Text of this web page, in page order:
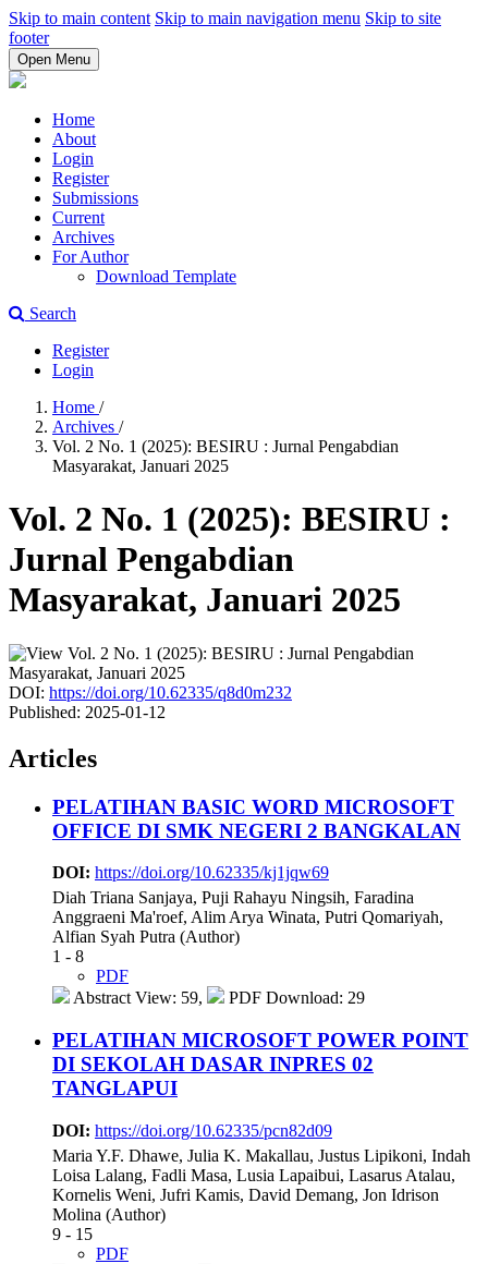
Skip to main content Skip to main navigation menu Skip to site
footer
Open Menu
Home
About
Login
Register
Submissions
Current
Archives
For Author
Download Template
Search
Register
Login
Home /
Archives /
Vol. 2 No. 1 (2025): BESIRU : Jurnal Pengabdian
Masyarakat, Januari 2025
Vol. 2 No. 1 (2025): BESIRU :
Jurnal Pengabdian
Masyarakat, Januari 2025
DOI: https://doi.org/10.62335/q8d0m232
Published: 2025-01-12
Articles
PELATIHAN BASIC WORD MICROSOFT
OFFICE DI SMK NEGERI 2 BANGKALAN
DOI: https://doi.org/10.62335/kj1jqw69
Diah Triana Sanjaya, Puji Rahayu Ningsih, Faradina
Anggraeni Ma'roef, Alim Arya Winata, Putri Qomariyah,
Alfian Syah Putra (Author)
1 - 8
PDF
Abstract View: 59,
PDF Download: 29
PELATIHAN MICROSOFT POWER POINT
DI SEKOLAH DASAR INPRES 02
TANGLAPUI
DOI: https://doi.org/10.62335/pcn82d09
Maria Y.F. Dhawe, Julia K. Makallau, Justus Lipikoni, Indah
Loisa Lalang, Fadli Masa, Lusia Lapaibui, Lasarus Atalau,
Kornelis Weni, Jufri Kamis, David Demang, Jon Idrison
Molina (Author)
9 - 15
PDF